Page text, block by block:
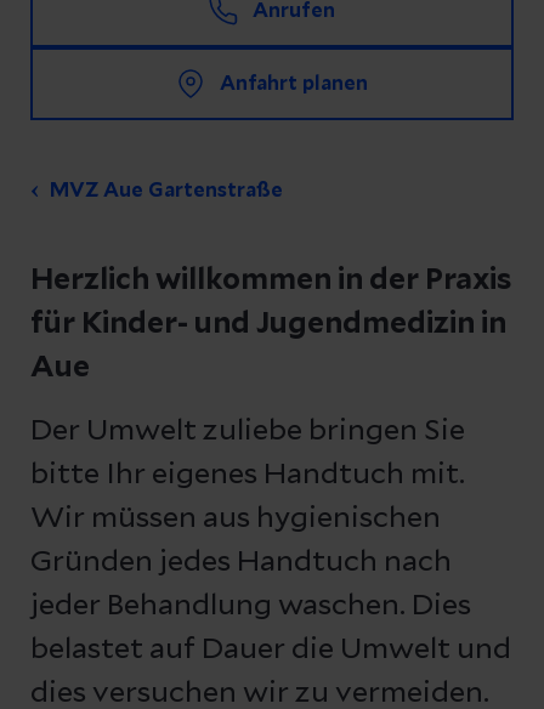
Anrufen
Anfahrt planen
MVZ Aue Gartenstraße
Herzlich willkommen in der Praxis
für Kinder- und Jugendmedizin in
Aue
Der Umwelt zuliebe bringen Sie
bitte Ihr eigenes Handtuch mit.
Wir müssen aus hygienischen
Gründen jedes Handtuch nach
jeder Behandlung waschen. Dies
belastet auf Dauer die Umwelt und
dies versuchen wir zu vermeiden.